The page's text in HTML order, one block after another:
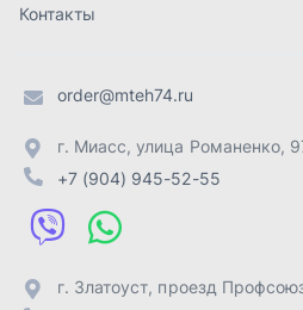
г. Челябинск
+7 (904) 945-04-44
Отправить заявку